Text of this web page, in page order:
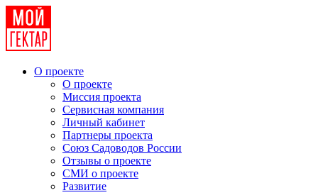
О проекте
О проекте
Миссия проекта
Сервисная компания
Личный кабинет
Партнеры проекта
Союз Садоводов России
Отзывы о проекте
СМИ о проекте
Развитие